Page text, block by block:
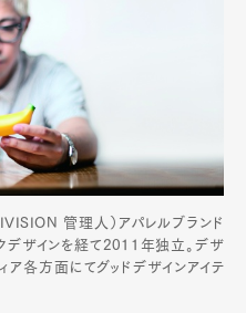
管理人）アパレルブランド
デザインを経て2011年独立。デザ
ア各方面にてグッドデザインアイテ